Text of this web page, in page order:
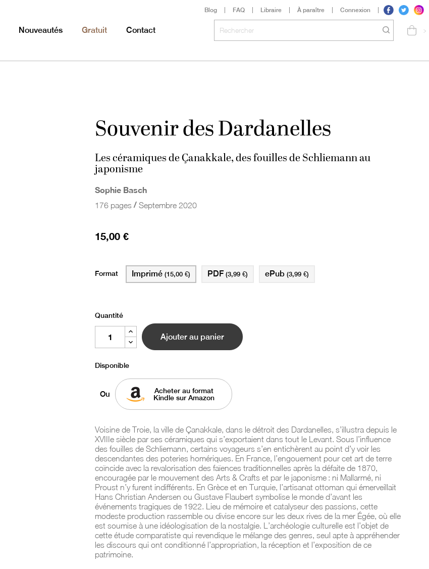
Blog FAQ Libraire À paraître Connexion
Nouveautés Gratuit Contact >
Souvenir des Dardanelles
Les céramiques de Çanakkale, des fouilles de Schliemann au
japonisme
Sophie Basch
176 pages / Septembre 2020
15,00 €
Format Imprimé (15,00 €) ePub (3,99 €)
PDF (3,99 €)
Quantité
Ajouter au panier
Disponible
Ou
Acheter au format
Kindle sur Amazon
Voisine de Troie, la ville de Çanakkale, dans le détroit des Dardanelles, s’illustra depuis le
XVIIIe siècle par ses céramiques qui s’exportaient dans tout le Levant. Sous l’influence
des fouilles de Schliemann, certains voyageurs s’en entichèrent au point d’y voir les
descendantes des poteries homériques. En France, l’engouement pour cet art de terre
coïncide avec la revalorisation des faïences traditionnelles après la défaite de 1870,
encouragée par le mouvement des Arts & Crafts et par le japonisme : ni Mallarmé, ni
Proust n’y furent indifférents. En Grèce et en Turquie, l’artisanat ottoman qui émerveillait
Hans Christian Andersen ou Gustave Flaubert symbolise le monde d’avant les
événements tragiques de 1922. Lieu de mémoire et catalyseur des passions, cette
modeste production rassemble ou divise encore sur les deux rives de la mer Égée, où elle
est soumise à une idéologisation de la nostalgie. L’archéologie culturelle est l’objet de
cette étude comparatiste qui revendique le mélange des genres, seul apte à appréhender
les discours qui ont conditionné l’appropriation, la réception et l’exposition de ce
patrimoine.